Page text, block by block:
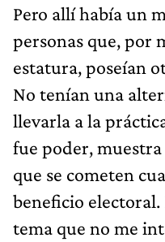
Pero allí había un
personas que, por
estatura, poseían
No tenían una
llevarla a la
fue poder, muestra
que se cometen
beneficio electoral.
tema que no me